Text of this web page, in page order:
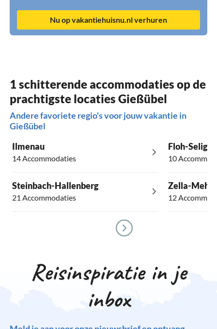
Nu op vakantiehuisnu.nl verhuren
1 schitterende accommodaties op de
prachtigste locaties Gießübel
Andere favoriete regio's voor jouw vakantie in
Gießübel
Ilmenau
14 Accommodaties
Steinbach-Hallenberg
21 Accommodaties
Floh-
10
Zella-
12
Reisinspiratie in je
inbox